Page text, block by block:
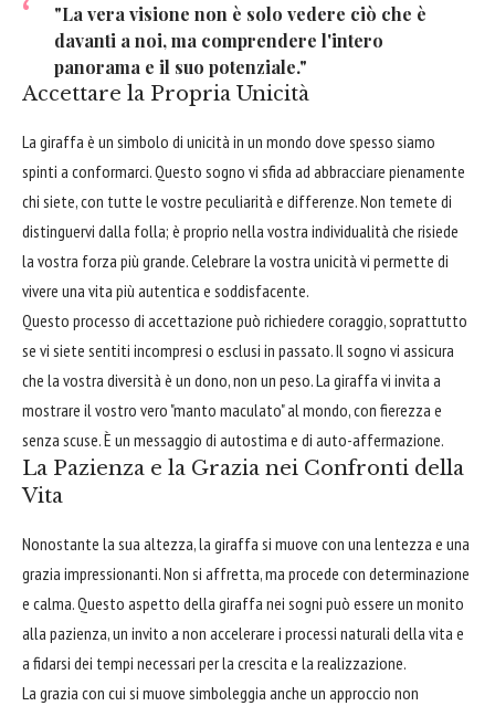
"La vera visione non è solo vedere ciò che è
davanti a noi, ma comprendere l'intero
panorama e il suo potenziale."
Accettare la Propria Unicità
La giraffa è un simbolo di unicità in un mondo dove spesso siamo
spinti a conformarci. Questo sogno vi sfida ad abbracciare pienamente
chi siete, con tutte le vostre peculiarità e differenze. Non temete di
distinguervi dalla folla; è proprio nella vostra individualità che risiede
la vostra forza più grande. Celebrare la vostra unicità vi permette di
vivere una vita più autentica e soddisfacente.
Questo processo di accettazione può richiedere coraggio, soprattutto
se vi siete sentiti incompresi o esclusi in passato. Il sogno vi assicura
che la vostra diversità è un dono, non un peso. La giraffa vi invita a
mostrare il vostro vero "manto maculato" al mondo, con fierezza e
senza scuse. È un messaggio di autostima e di auto-affermazione.
La Pazienza e la Grazia nei Confronti della
Vita
Nonostante la sua altezza, la giraffa si muove con una lentezza e una
grazia impressionanti. Non si affretta, ma procede con determinazione
e calma. Questo aspetto della giraffa nei sogni può essere un monito
alla pazienza, un invito a non accelerare i processi naturali della vita e
a fidarsi dei tempi necessari per la crescita e la realizzazione.
La grazia con cui si muove simboleggia anche un approccio non